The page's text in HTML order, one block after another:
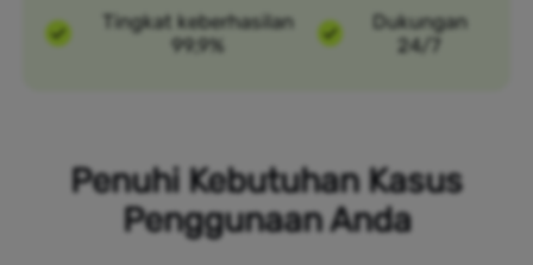
Tingkat keberhasilan
99,9%
Dukungan
24/7
Penuhi Kebutuhan Kasus
Penggunaan Anda